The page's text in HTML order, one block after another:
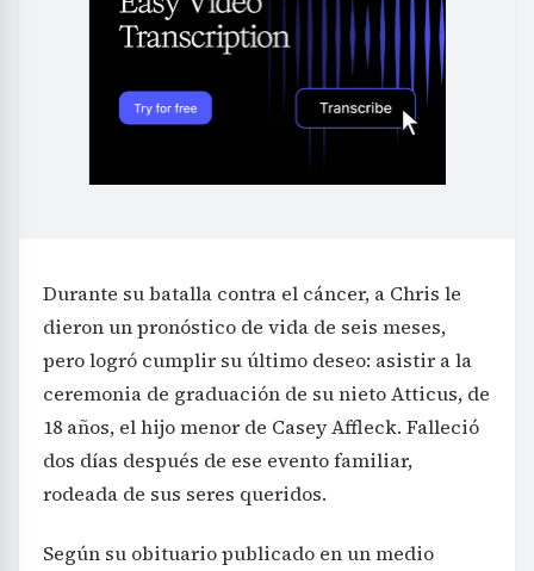
Durante su batalla contra el cáncer, a Chris le
dieron un pronóstico de vida de seis meses,
pero logró cumplir su último deseo: asistir a la
ceremonia de graduación de su nieto Atticus, de
18 años, el hijo menor de Casey Affleck. Falleció
dos días después de ese evento familiar,
rodeada de sus seres queridos.
Según su obituario publicado en un medio